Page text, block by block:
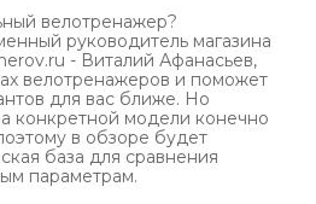
велотренажер?
руководитель магазина
- Виталий Афанасьев,
велотренажеров и поможет
для вас ближе. Но
конкретной модели конечно
в обзоре будет
база для сравнения
параметрам.